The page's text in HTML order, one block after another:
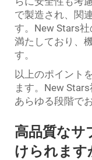
で製造され、関
す。New Stars
満たしており、
す。
以上のポイント
ます。New
あらゆる段階で
高品質なサ
けられます